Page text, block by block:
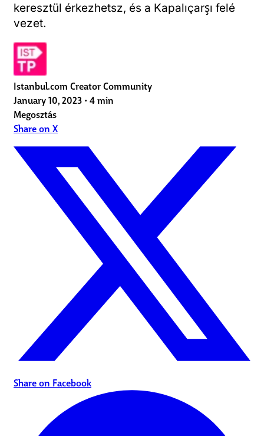
keresztül érkezhetsz, és a Kapalıçarşı felé
vezet.
Istanbul.com Creator Community
January 10, 2023 • 4 min
Megosztás
Share on X
Share on Facebook